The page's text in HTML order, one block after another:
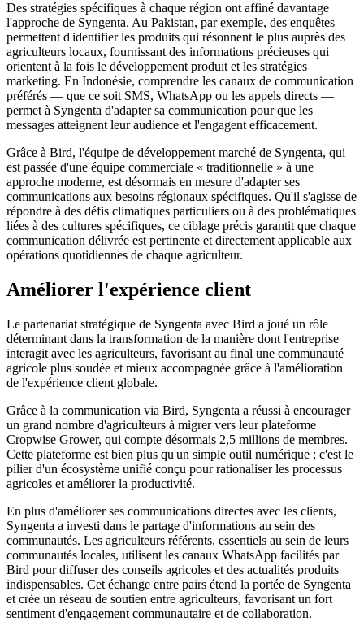
Des stratégies spécifiques à chaque région ont affiné davantage
l'approche de Syngenta. Au Pakistan, par exemple, des enquêtes
permettent d'identifier les produits qui résonnent le plus auprès des
agriculteurs locaux, fournissant des informations précieuses qui
orientent à la fois le développement produit et les stratégies
marketing. En Indonésie, comprendre les canaux de communication
préférés — que ce soit SMS, WhatsApp ou les appels directs —
permet à Syngenta d'adapter sa communication pour que les
messages atteignent leur audience et l'engagent efficacement.
Grâce à Bird, l'équipe de développement marché de Syngenta, qui
est passée d'une équipe commerciale « traditionnelle » à une
approche moderne, est désormais en mesure d'adapter ses
communications aux besoins régionaux spécifiques. Qu'il s'agisse de
répondre à des défis climatiques particuliers ou à des problématiques
liées à des cultures spécifiques, ce ciblage précis garantit que chaque
communication délivrée est pertinente et directement applicable aux
opérations quotidiennes de chaque agriculteur.
Améliorer l'expérience client
Le partenariat stratégique de Syngenta avec Bird a joué un rôle
déterminant dans la transformation de la manière dont l'entreprise
interagit avec les agriculteurs, favorisant au final une communauté
agricole plus soudée et mieux accompagnée grâce à l'amélioration
de l'expérience client globale.
Grâce à la communication via Bird, Syngenta a réussi à encourager
un grand nombre d'agriculteurs à migrer vers leur plateforme
Cropwise Grower, qui compte désormais 2,5 millions de membres.
Cette plateforme est bien plus qu'un simple outil numérique ; c'est le
pilier d'un écosystème unifié conçu pour rationaliser les processus
agricoles et améliorer la productivité.
En plus d'améliorer ses communications directes avec les clients,
Syngenta a investi dans le partage d'informations au sein des
communautés. Les agriculteurs référents, essentiels au sein de leurs
communautés locales, utilisent les canaux WhatsApp facilités par
Bird pour diffuser des conseils agricoles et des actualités produits
indispensables. Cet échange entre pairs étend la portée de Syngenta
et crée un réseau de soutien entre agriculteurs, favorisant un fort
sentiment d'engagement communautaire et de collaboration.